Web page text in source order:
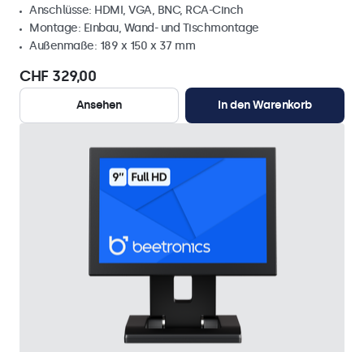
Anschlüsse: HDMI, VGA, BNC, RCA-Cinch
Montage: Einbau, Wand- und Tischmontage
Außenmaße: 189 x 150 x 37 mm
CHF 329,00
Ansehen In den Warenkorb